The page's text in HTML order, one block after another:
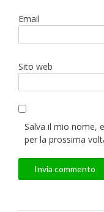
Email
Sito web
Salva il mio nome,
per la prossima